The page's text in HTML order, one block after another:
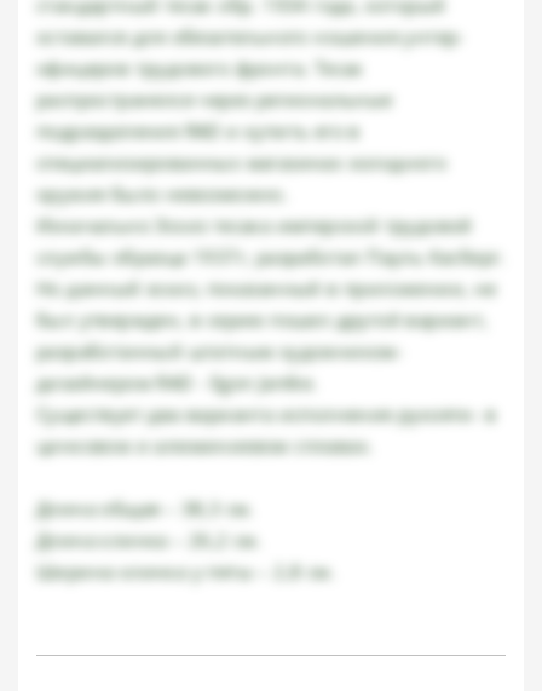
оставался для обязательного ношения унтер-
офицеров трудового фронта. Тесак
распространялся через региональные
подразделения RAD и купить его в
специализированных магазинах холодного
оружия было невозможно.
Изначально Эскиз тесака имперской трудовой
службы образца 1937г, разработал Пауль Касберг.
Но данный эскиз, показанный в приложении, не
был утвержден, в серию пошел другой вариант,
разработанный штатным художником-
дизайнером RAD - Egon Jantke.
Существует два варианта исполнения рукояти- в
цинковом и алюминиевом сплавах.
Длина общая – 38,3 см.
Длина клинка – 26,2 см.
Ширина клинка у пяты – 2,8 см.